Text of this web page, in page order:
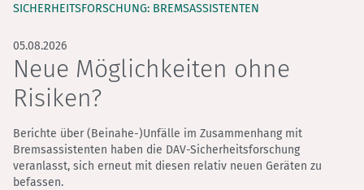
SICHERHEITSFORSCHUNG: BREMSASSISTENTEN
05.08.2026
Neue Möglichkeiten ohne
Risiken?
Berichte über (Beinahe-)Unfälle im Zusammenhang mit
Bremsassistenten haben die DAV-Sicherheitsforschung
veranlasst, sich erneut mit diesen relativ neuen Geräten zu
befassen.